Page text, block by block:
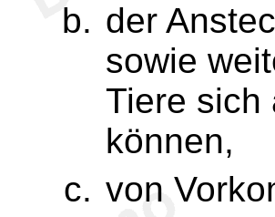
der
sowie
Tiere sich
können,
von